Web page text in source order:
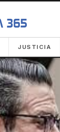
JUSTICIA